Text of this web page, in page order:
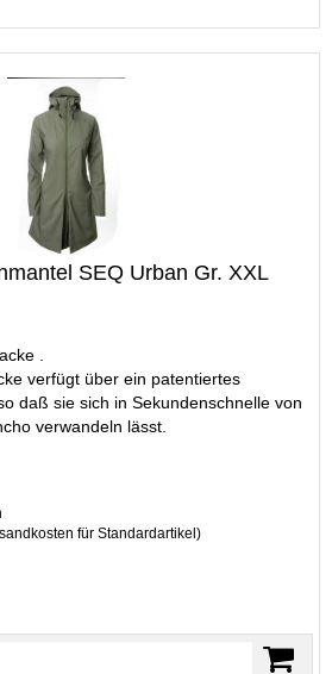
SEQ Urban Gr. XXL
.
verfügt über ein patentiertes
daß sie sich in Sekundenschnelle von
verwandeln lässt.
für Standardartikel )